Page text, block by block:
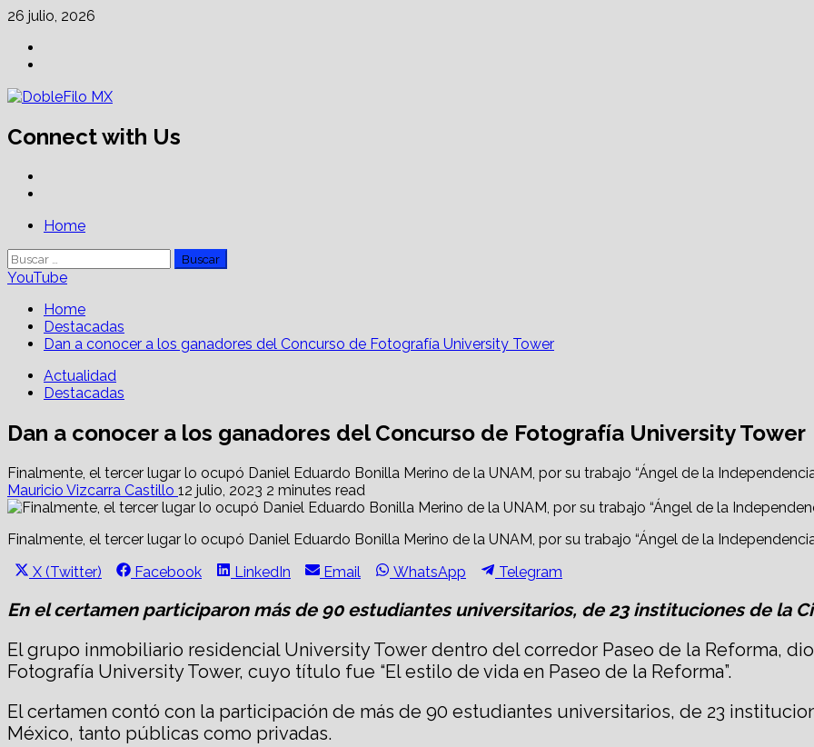
Skip
content
26 julio, 2026
Connect with Us
PrimaryHome
Buscar:
YouTube
Home
Destacadas
Dan a conocer a los ganadores del Concurso de Fotografía University Tower
Actualidad
Destacadas
Dan a conocer a los ganadores del Concurso de Fotografía University Tower
Finalmente, el tercer lugar lo ocupó Daniel Eduardo Bonilla Merino de la UNAM, por su trabajo “Ángel de la
Mauricio Vizcarra Castillo 12 julio, 2023 2 minutes read
Finalmente, el tercer lugar lo ocupó Daniel Eduardo Bonilla Merino de la UNAM, por su trabajo “Ángel de la
Share
X (Twitter)
Share
Facebook
Share
LinkedIn
Share
Email
Share
WhatsApp
Share
Telegram
En el certamen participaron más de 90 estudiantes universitarios, de 23 instituciones de la
El grupo inmobiliario residencial University Tower dentro del corredor Paseo de la Reforma,
Fotografía University Tower, cuyo título fue “El estilo de vida en Paseo de la Reforma”.
El certamen contó con la participación de más de 90 estudiantes universitarios, de 23
México, tanto públicas como privadas.